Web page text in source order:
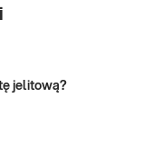
jelitową?